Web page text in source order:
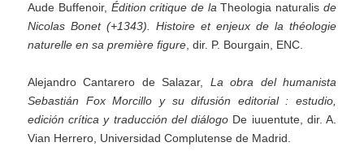
Aude Buffenoir, Édition critique de laTheologia naturalis de
Nicolas Bonet (+1343). Histoire et enjeux de la théologie
naturelle en sa première figure , dir. P. Bourgain, ENC.
Alejandro Cantarero de Salazar, La obra del humanista
Sebastián Fox Morcillo y su difusión editorial : estudio,
edición crítica y traducción del diálogo De iuuentute, dir. A.
Vian Herrero, Universidad Complutense de Madrid.